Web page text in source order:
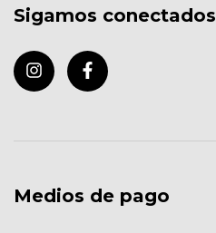
Sigamos conectados
Medios de pago